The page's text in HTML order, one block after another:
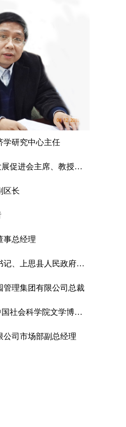
学研究中心主任
赖文鑫：中华两岸和平发展促进会主席、教授、中国国际城市化发展战略研究委会副主任
区长
事总经理
覃 森：中共上思县委副书记、上思县人民政府县长
管理集团有限公司总裁
金元浦，浙江浦江人，中国社会科学院文学博士，中国人民大学文学院教授、博导，中国人民大学文化创意产业研究所所长，中国国际城市化发展战略研究委员会文化与艺术专委会专家顾问，中国传媒大学、上海交大教授、博导
公司市场部副总经理